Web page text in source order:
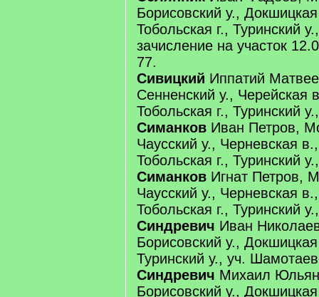
Борисовский у.,
Тобольская г., Туринский
зачисление на участок
77.
Сивицкий Иппатий
Сенненский у., Черейская
Тобольская г., Туринский
Симанков Иван Петров,
Чаусский у., Черневская
Тобольская г., Туринский
Симанков Игнат Петров,
Чаусский у., Черневская
Тобольская г., Туринский
Синдревич Иван
Борисовский у.,
Туринский у., уч.
Синдревич Михаил
Борисовский у.,